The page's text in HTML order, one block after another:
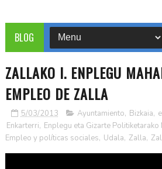
BLOG
ZALLAKO I. ENPLEGU
EMPLEO DE ZALLA
5/03/2013 Ayuntamiento, Bizkaia,
Enkarterri, Enplegu eta Gizarte Politiketarako
Empleo y políticas sociales, Udala, Zalla,